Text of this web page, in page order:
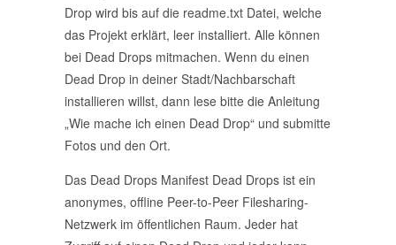
Drop wird bis auf die readme.txt Datei, welche
das Projekt erklärt, leer installiert. Alle können
bei Dead Drops mitmachen. Wenn du einen
Dead Drop in deiner Stadt/Nachbarschaft
installieren willst, dann lese bitte die Anleitung
„Wie mache ich einen Dead Drop“ und submitte
Fotos und den Ort.
Das Dead Drops Manifest Dead Drops ist ein
anonymes, offline Peer-to-Peer Filesharing-
Netzwerk im öffentlichen Raum. Jeder hat